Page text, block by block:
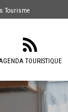
Tourisme
TOURISTIQUE